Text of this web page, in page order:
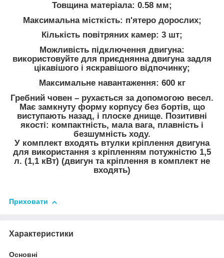
Товщина матеріала: 0.58 мм;
Максимальна місткість: п'ятеро дорослих;
Кількість повітряних камер: 3 шт;
Можливість підключення двигуна:
використовуйте для приєднянна двигуна задля
цікавішого і яскравішого відпочинку;
Максимальне навантаження: 600 кг
Гребний човен – рухається за допомогою весел.
Має замкнуту форму корпусу без бортів, що
виступають назад, і плоске днище. Позитивні
якості: компактність, мала вага, плавність і
безшумність ходу.
У комплект входять втулки кріплення двигуна
для використання з кріпленням потужністю 1,5
л. (1,1 кВт) (двигун та кріплення в комплект не
входять)
Приховати
Характеристики
Основні